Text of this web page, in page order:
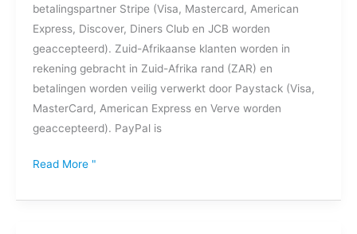
betalingspartner Stripe (Visa, Mastercard, American
Express, Discover, Diners Club en JCB worden
geaccepteerd). Zuid-Afrikaanse klanten worden in
rekening gebracht in Zuid-Afrika rand (ZAR) en
betalingen worden veilig verwerkt door Paystack (Visa,
MasterCard, American Express en Verve worden
geaccepteerd). PayPal is
en
add-
ons?
Read More "